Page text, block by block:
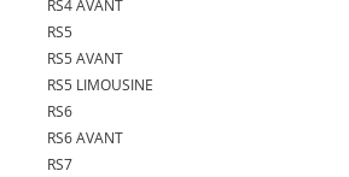
RS4 AVANT
RS5
RS5 AVANT
RS5 LIMOUSINE
RS6
RS6 AVANT
RS7